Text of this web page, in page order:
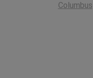
Columbus